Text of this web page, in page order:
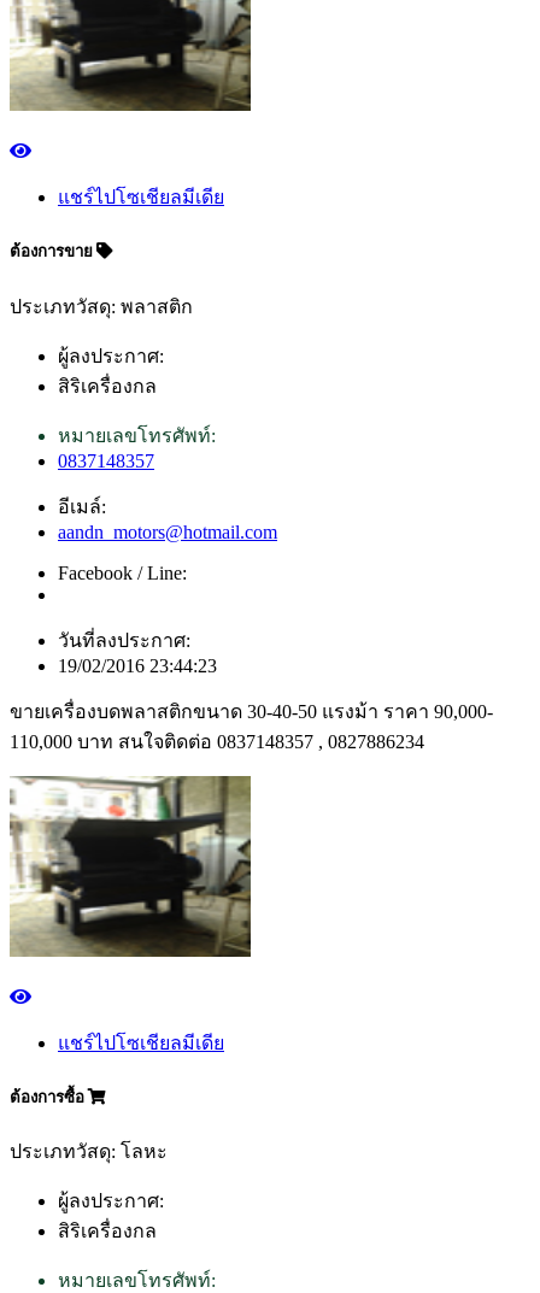
แชร์ไปโซเชียลมีเดีย
ต้องการขาย
ประเภทวัสดุ: พลาสติก
ผู้ลงประกาศ:
สิริเครื่องกล
หมายเลขโทรศัพท์:
0837148357
อีเมล์:
aandn_motors@hotmail.com
Facebook / Line:
วันที่ลงประกาศ:
19/02/2016 23:44:23
ขายเครื่องบดพลาสติกขนาด 30-40-50 แรงม้า ราคา 90,000-
110,000 บาท สนใจติดต่อ 0837148357 , 0827886234
แชร์ไปโซเชียลมีเดีย
ต้องการซื้อ
ประเภทวัสดุ: โลหะ
ผู้ลงประกาศ:
สิริเครื่องกล
หมายเลขโทรศัพท์: